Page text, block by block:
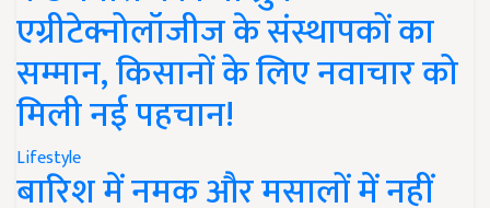
एग्रीटेक्नोलॉजीज के संस्थापकों का
सम्मान, किसानों के लिए नवाचार को
मिली नई पहचान!
Lifestyle
बारिश में नमक और मसालों में नहीं